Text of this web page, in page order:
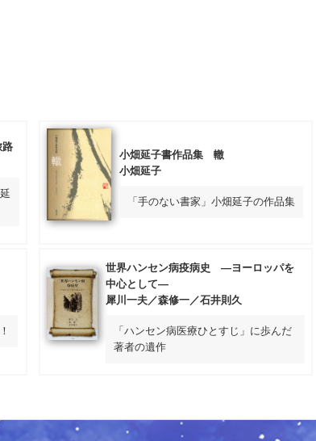
路
小畑延子書作品集 轍
小畑延子
「手のない書家」小畑延子の作品集
世界ハンセン病疫病史 ―ヨーロッパを
中心として―
犀川一夫／森修一／石井則久
「ハンセン病医療ひとすじ」に歩んだ
著者の遺作